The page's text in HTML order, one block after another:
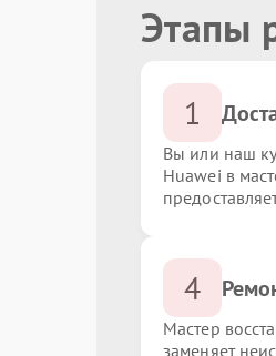
Этапы
1
Вы или наш
Huawei в
4
Мастер
заменяет